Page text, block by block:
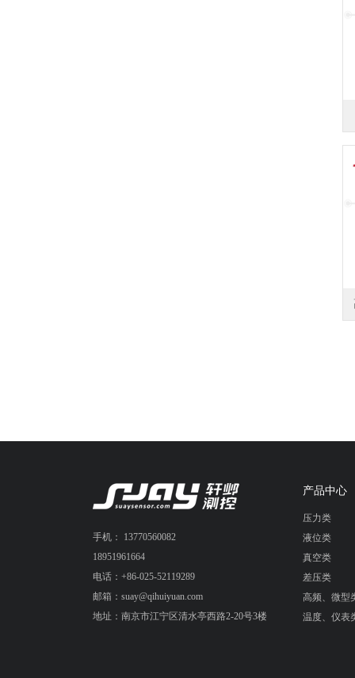
手机： 13770560082
18951961664
电话：+86-025-52119289
邮箱：suay@qihuiyuan.com
地址：南京市江宁区清水亭西路2-20号3楼
产品中心
压力类
液位类
真空类
差压类
高频、微型
温度、仪表